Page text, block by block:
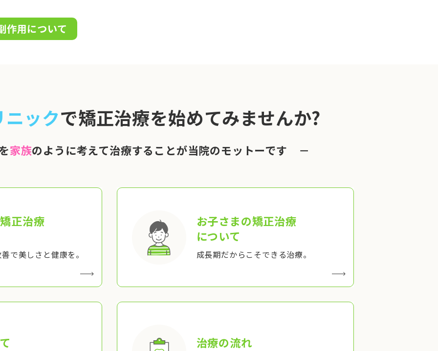
作用について
ックで矯正治療を始めてみませんか?
家族のように考えて治療することが当院のモットーです －
正治療
で美しさと健康を。
お子さまの矯正治療
について
成長期だからこそできる治療。
治療の流れ